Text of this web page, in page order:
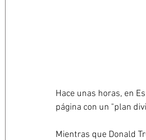
Hace unas horas, en
página con un "plan
Mientras que Donald